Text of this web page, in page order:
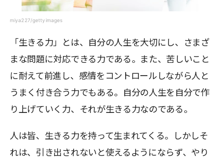
miya227/gettyimages
「生きる力」とは、自分の人生を大切にし、さまざ
まな問題に対応できる力である。また、苦しいこと
に耐えて前進し、感情をコントロールしながら人と
うまく付き合う力でもある。自分の人生を自分で作
り上げていく力、それが生きる力なのである。
人は皆、生きる力を持って生まれてくる。しかしそ
れは、引き出されないと使えるようにならず、やり